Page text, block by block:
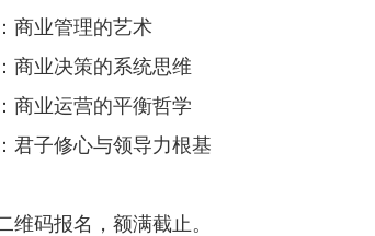
商业管理的艺术
商业决策的系统思维
商业运营的平衡哲学
君子修心与领导力根基
维码报名，额满截止。